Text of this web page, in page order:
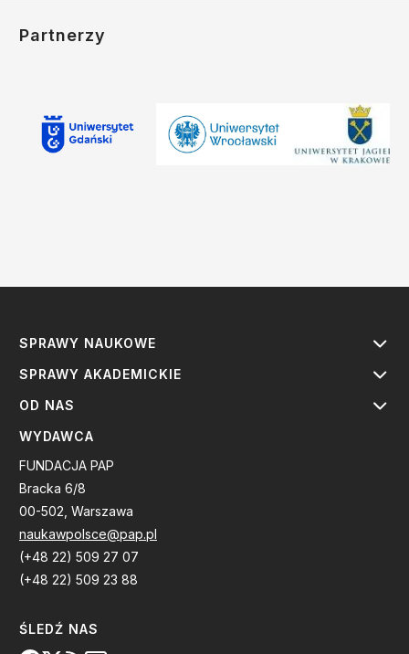
Partnerzy
SPRAWY NAUKOWE
SPRAWY AKADEMICKIE
OD NAS
WYDAWCA
FUNDACJA PAP
Bracka 6/8
00-502, Warszawa
naukawpolsce@pap.pl
(+48 22) 509 27 07
(+48 22) 509 23 88
ŚLEDŹ NAS